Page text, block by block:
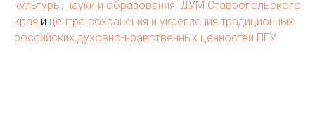
культуры, науки и образования, ДУМ Ставропольского
края и центра сохранения и укрепления традиционных
российских духовно-нравственных ценностей ПГУ.